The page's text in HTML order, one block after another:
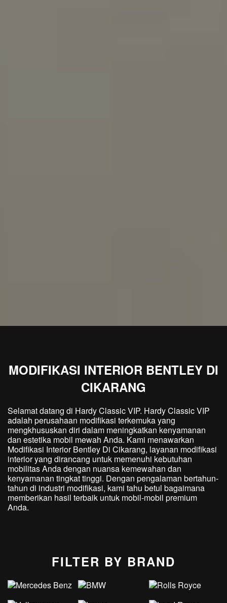
MODIFIKASI INTERIOR BENTLEY DI
CIKARANG
Selamat datang di Hardy Classic VIP. Hardy Classic VIP
adalah perusahaan modifikasi terkemuka yang
mengkhususkan diri dalam meningkatkan kenyamanan
dan estetika mobil mewah Anda. Kami menawarkan
Modifikasi Interior Bentley Di Cikarang, layanan modifikasi
interior yang dirancang untuk memenuhi kebutuhan
mobilitas Anda dengan nuansa kemewahan dan
kenyamanan tingkat tinggi. Dengan pengalaman bertahun-
tahun di industri modifikasi, kami tahu betul bagaimana
memberikan hasil terbaik untuk mobil-mobil premium
Anda.
FILTER BY BRAND